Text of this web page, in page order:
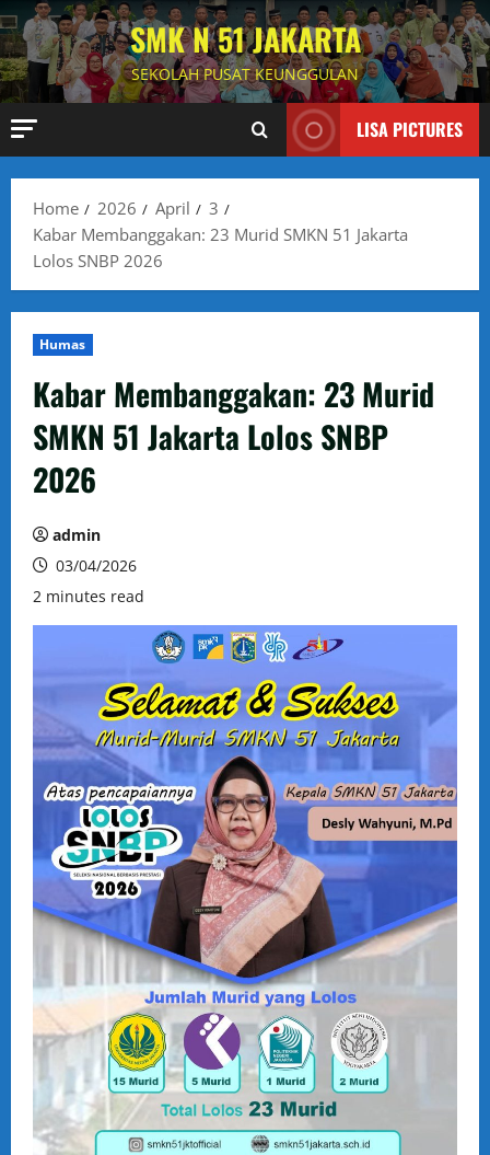
Skip
to
content
SMK N 51 JAKARTA
SEKOLAH PUSAT KEUNGGULAN
LISA PICTURES
Home 2026 April
3
Kabar Membanggakan: 23 Murid SMKN 51 Jakarta
Lolos SNBP 2026
Humas
Kabar Membanggakan: 23 Murid
SMKN 51 Jakarta Lolos SNBP
2026
admin
03/04/2026
2 minutes read